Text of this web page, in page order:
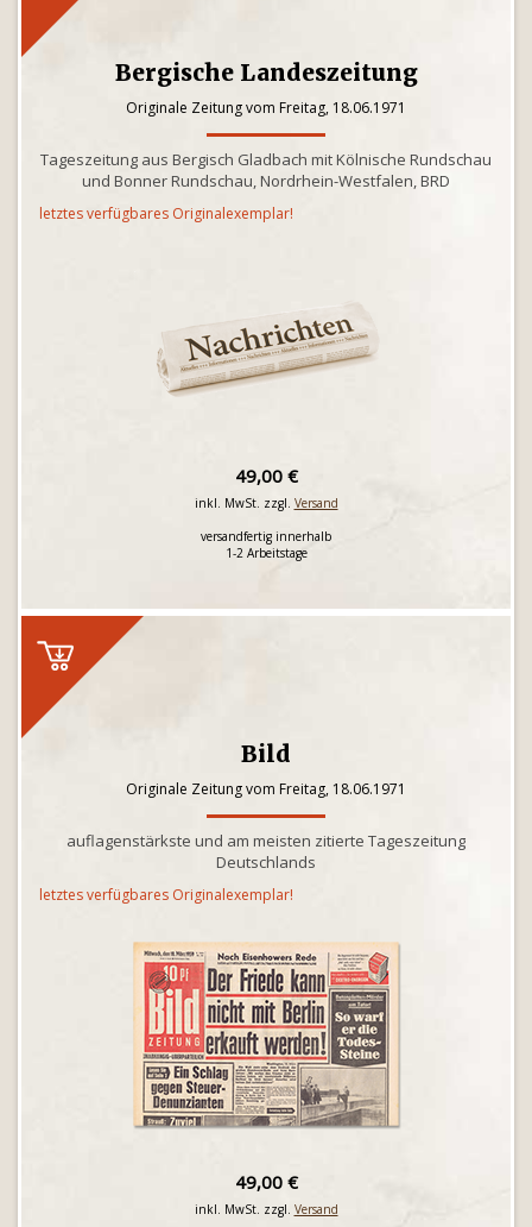
Bergische Landeszeitung
Originale Zeitung vom Freitag, 18.06.1971
Tageszeitung aus Bergisch Gladbach mit Kölnische Rundschau
und Bonner Rundschau, Nordrhein-Westfalen, BRD
letztes verfügbares Originalexemplar!
49,00 €
inkl. MwSt. zzgl. Versand
versandfertig innerhalb
1-2 Arbeitstage
Bild
Originale Zeitung vom Freitag, 18.06.1971
auflagenstärkste und am meisten zitierte Tageszeitung
Deutschlands
letztes verfügbares Originalexemplar!
49,00 €
inkl. MwSt. zzgl. Versand